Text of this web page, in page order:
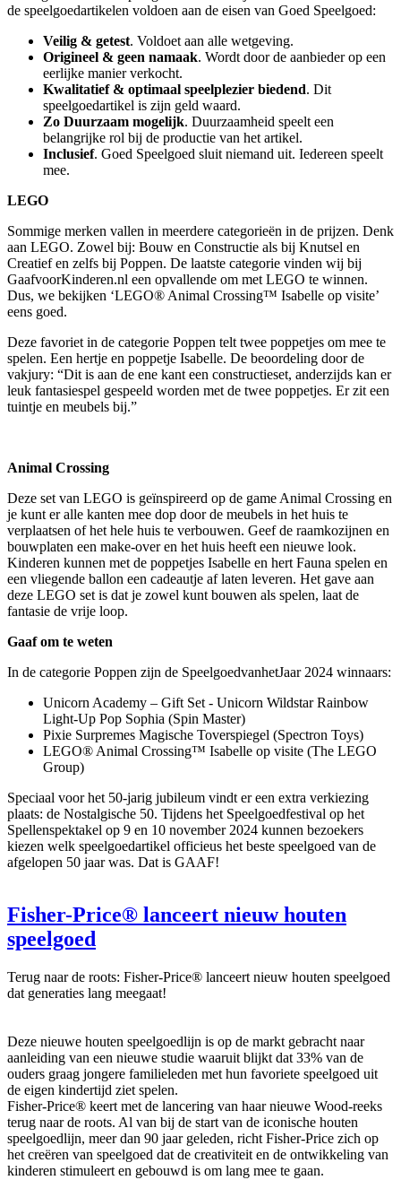
de speelgoedartikelen voldoen aan de eisen van Goed Speelgoed:
Veilig & getest. Voldoet aan alle wetgeving.
Origineel & geen namaak. Wordt door de aanbieder op een
eerlijke manier verkocht.
Kwalitatief & optimaal speelplezier biedend. Dit
speelgoedartikel is zijn geld waard.
Zo Duurzaam mogelijk. Duurzaamheid speelt een
belangrijke rol bij de productie van het artikel.
Inclusief. Goed Speelgoed sluit niemand uit. Iedereen speelt
mee.
LEGO
Sommige merken vallen in meerdere categorieën in de prijzen. Denk
aan LEGO. Zowel bij: Bouw en Constructie als bij Knutsel en
Creatief en zelfs bij Poppen. De laatste categorie vinden wij bij
GaafvoorKinderen.nl een opvallende om met LEGO te winnen.
Dus, we bekijken ‘LEGO® Animal Crossing™ Isabelle op visite’
eens goed.
Deze favoriet in de categorie Poppen telt twee poppetjes om mee te
spelen. Een hertje en poppetje Isabelle. De beoordeling door de
vakjury: “Dit is aan de ene kant een constructieset, anderzijds kan er
leuk fantasiespel gespeeld worden met de twee poppetjes. Er zit een
tuintje en meubels bij.”
Animal Crossing
Deze set van LEGO is geïnspireerd op de game Animal Crossing en
je kunt er alle kanten mee dop door de meubels in het huis te
verplaatsen of het hele huis te verbouwen. Geef de raamkozijnen en
bouwplaten een make-over en het huis heeft een nieuwe look.
Kinderen kunnen met de poppetjes Isabelle en hert Fauna spelen en
een vliegende ballon een cadeautje af laten leveren. Het gave aan
deze LEGO set is dat je zowel kunt bouwen als spelen, laat de
fantasie de vrije loop.
Gaaf om te weten
In de categorie Poppen zijn de SpeelgoedvanhetJaar 2024 winnaars:
Unicorn Academy – Gift Set - Unicorn Wildstar Rainbow
Light-Up Pop Sophia (Spin Master)
Pixie Surpremes Magische Toverspiegel (Spectron Toys)
LEGO® Animal Crossing™ Isabelle op visite (The LEGO
Group)
Speciaal voor het 50-jarig jubileum vindt er een extra verkiezing
plaats: de Nostalgische 50. Tijdens het Speelgoedfestival op het
Spellenspektakel op 9 en 10 november 2024 kunnen bezoekers
kiezen welk speelgoedartikel officieus het beste speelgoed van de
afgelopen 50 jaar was. Dat is GAAF!
Fisher-Price® lanceert nieuw houten
speelgoed
Terug naar de roots: Fisher-Price® lanceert nieuw houten speelgoed
dat generaties lang meegaat!
Deze nieuwe houten speelgoedlijn is op de markt gebracht naar
aanleiding van een nieuwe studie waaruit blijkt dat 33% van de
ouders graag jongere familieleden met hun favoriete speelgoed uit
de eigen kindertijd ziet spelen.
Fisher-Price® keert met de lancering van haar nieuwe Wood-reeks
terug naar de roots. Al van bij de start van de iconische houten
speelgoedlijn, meer dan 90 jaar geleden, richt Fisher-Price zich op
het creëren van speelgoed dat de creativiteit en de ontwikkeling van
kinderen stimuleert en gebouwd is om lang mee te gaan.